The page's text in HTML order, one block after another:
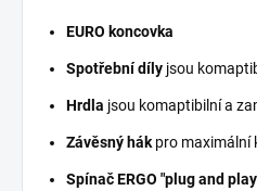
EURO koncovka
Spotřební díly jsou
Hrdla jsou komaptibilní a
Závěsný hák pro maximální
Spínač ERGO "plug and